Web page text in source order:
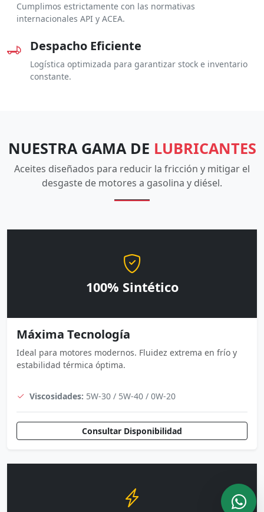
Cumplimos estrictamente con las normativas
internacionales API y ACEA.
Despacho Eficiente
Logística optimizada para garantizar stock e inventario
constante.
NUESTRA GAMA DE LUBRICANTES
Aceites diseñados para reducir la fricción y mitigar el
desgaste de motores a gasolina y diésel.
100% Sintético
Máxima Tecnología
Ideal para motores modernos. Fluidez extrema en frío y
estabilidad térmica óptima.
Viscosidades: 5W-30 / 5W-40 / 0W-20
Consultar Disponibilidad